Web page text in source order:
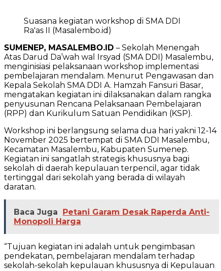
Suasana kegiatan workshop di SMA DDI
Ra'as II (Masalembo.id)
SUMENEP, MASALEMBO.ID – Sekolah Menengah
Atas Darud Da’wah wal Irsyad (SMA DDI) Masalembu,
menginisiasi pelaksanaan workshop implementasi
pembelajaran mendalam. Menurut Pengawasan dan
Kepala Sekolah SMA DDI A. Hamzah Fansuri Basar,
mengatakan kegiatan ini dilaksanakan dalam rangka
penyusunan Rencana Pelaksanaan Pembelajaran
(RPP) dan Kurikulum Satuan Pendidikan (KSP).
Workshop ini berlangsung selama dua hari yakni 12-14
November 2025 bertempat di SMA DDI Masalembu,
Kecamatan Masalembu, Kabupaten Sumenep.
Kegiatan ini sangatlah strategis khususnya bagi
sekolah di daerah kepulauan terpencil, agar tidak
tertinggal dari sekolah yang berada di wilayah
daratan.
Baca Juga
Petani Garam Desak Raperda Anti-
Monopoli Harga
“Tujuan kegiatan ini adalah untuk pengimbasan
pendekatan, pembelajaran mendalam terhadap
sekolah-sekolah kepulauan khususnya di Kepulauan